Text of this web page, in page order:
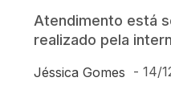
Atendimento está
realizado pela
Jéssica Gomes - 14/